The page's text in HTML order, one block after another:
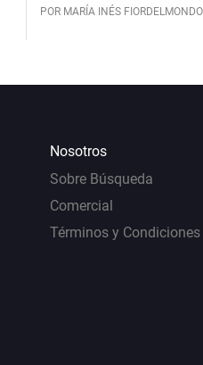
POR MARÍA INÉS
Nosotros
Sobre Búsqueda
Comercial
Términos y Condiciones